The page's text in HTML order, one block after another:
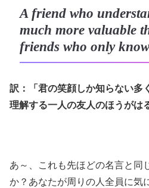
A friend who
much more valuable
friends who only
訳：「君の笑顔しか知らない多
理解する一人の友人のほうがは
あ～、これも先ほどの名言と同
か？あなたが周りの人全員に気